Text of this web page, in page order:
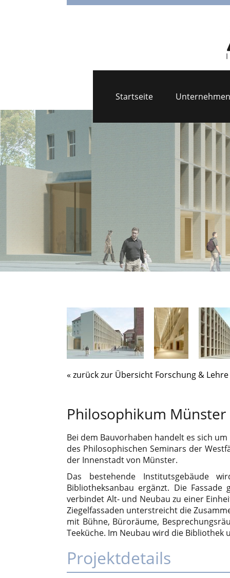
Startseite Unternehmen
« zurück zur Übersicht Forschung & Lehre
Philosophikum Münster
Bei dem Bauvorhaben handelt es sich
des Philosophischen Seminars der
der Innenstadt von Münster.
Das bestehende Institutsgebäude
Bibliotheksanbau ergänzt. Die
verbindet Alt- und Neubau zu einer
Ziegelfassaden unterstreicht die
mit Bühne, Büroräume,
Teeküche. Im Neubau wird die Bibliothek
Projektdetails